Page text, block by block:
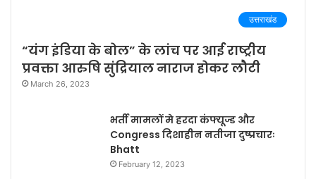
उत्तराखंड
“यंग इंडिया के बोल” के लांच पर आई राष्ट्रीय
प्रवक्ता आरुषि सुंद्रियाल नाराज होकर लौटी
March 26, 2023
भर्ती मामलों मे हरदा कंफ्यूज्ड और
Congress दिशाहीन नतीजा दुष्प्रचारः
Bhatt
February 12, 2023